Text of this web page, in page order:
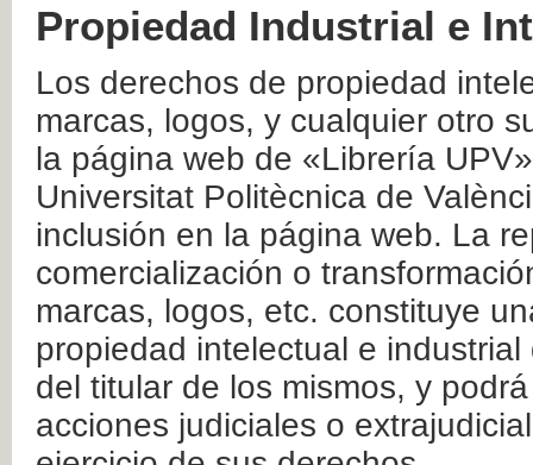
Propiedad Industrial e
Los derechos de propiedad
marcas, logos, y cualquier otro
la página web de «Librería
Universitat Politècnica de
inclusión en la página web. La
comercialización o
marcas, logos, etc. constituye
propiedad intelectual e
del titular de los mismos, y
acciones judiciales o